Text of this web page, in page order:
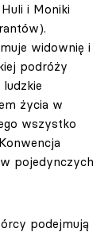
i Moniki
widownię i
podróży
życia w
wszystko
pojedynczych
podejmują